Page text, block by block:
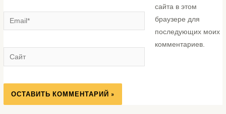
сайта в этом
браузере для
последующих моих
комментариев.